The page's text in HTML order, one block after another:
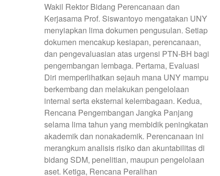
Wakil Rektor Bidang Perencanaan dan
Kerjasama Prof. Siswantoyo mengatakan UNY
menyiapkan lima dokumen pengusulan. Setiap
dokumen mencakup kesiapan, perencanaan,
dan pengevaluasian atas urgensi PTN-BH bagi
pengembangan lembaga. Pertama, Evaluasi
Diri memperlihatkan sejauh mana UNY mampu
berkembang dan melakukan pengelolaan
internal serta eksternal kelembagaan. Kedua,
Rencana Pengembangan Jangka Panjang
selama lima tahun yang membidik peningkatan
akademik dan nonakademik. Perencanaan ini
merangkum analisis risiko dan akuntabilitas di
bidang SDM, penelitian, maupun pengelolaan
aset. Ketiga, Rencana Peralihan